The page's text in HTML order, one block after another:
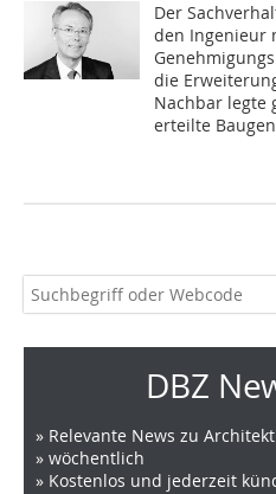
Der
den Ingenieur
die
Nachbar legte
erteilte
DBZ
» Relevante News zu
» wöchentlich
» Kostenlos und jederzeit